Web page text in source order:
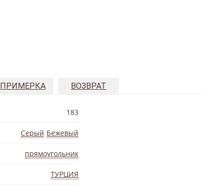
ПРИМЕРКА ВОЗВРАТ
183
Бежевый
Серый
прямоугольник
ТУРЦИЯ